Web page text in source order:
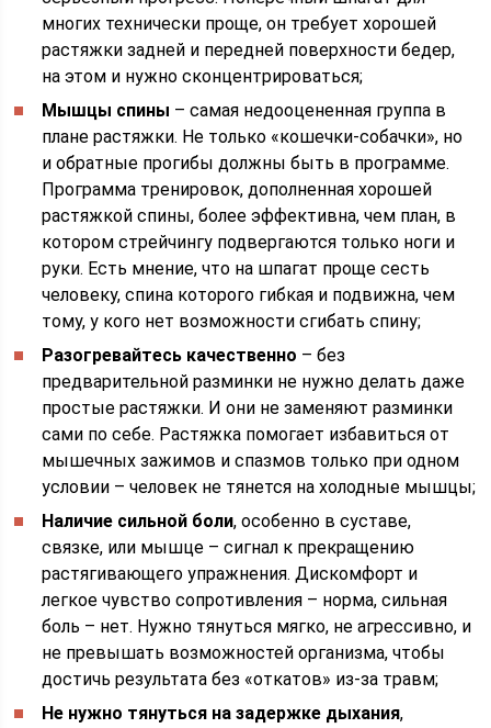
многих технически проще, он требует хорошей
растяжки задней и передней поверхности бедер,
на этом и нужно сконцентрироваться;
Мышцы спины – самая недооцененная группа в
плане растяжки. Не только «кошечки-собачки», но
и обратные прогибы должны быть в программе.
Программа тренировок, дополненная хорошей
растяжкой спины, более эффективна, чем план, в
котором стрейчингу подвергаются только ноги и
руки. Есть мнение, что на шпагат проще сесть
человеку, спина которого гибкая и подвижна, чем
тому, у кого нет возможности сгибать спину;
Разогревайтесь качественно – без
предварительной разминки не нужно делать даже
простые растяжки. И они не заменяют разминки
сами по себе. Растяжка помогает избавиться от
мышечных зажимов и спазмов только при одном
условии – человек не тянется на холодные мышцы;
Наличие сильной боли, особенно в суставе,
связке, или мышце – сигнал к прекращению
растягивающего упражнения. Дискомфорт и
легкое чувство сопротивления – норма, сильная
боль – нет. Нужно тянуться мягко, не агрессивно, и
не превышать возможностей организма, чтобы
достичь результата без «откатов» из-за травм;
Не нужно тянуться на задержке дыхания,